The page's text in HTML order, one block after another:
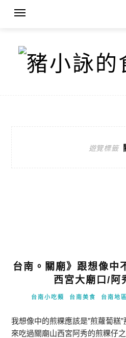
遊覽標籤
台南。關廟》跟想像中
西宮大廟口/阿
台南小吃類 台南美食 台南地區
我想像中的煎粿應該是”煎蘿蔔糕
來吃過關廟山西宮阿秀的煎粿仔